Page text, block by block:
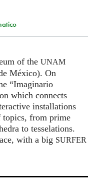
of the UNAM
México). On
“Imaginario
which connects
installations
topics, from prime
to tesselations.
with a big SURFER